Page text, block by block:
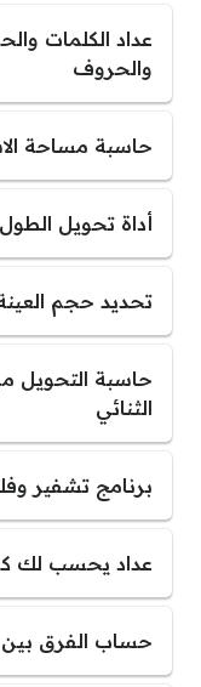
عداد الكلمات
والحروف
حاسبة مساحة
أداة تحويل
تحديد حجم
حاسبة التحويل
الثنائي
برنامج تشفير
عداد يحسب لك
حساب الفرق بين